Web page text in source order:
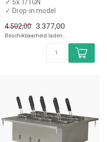
✓ 5x 1/1GN
✓ Drop-in model
✓ 0 tot +4 °C
4.502,00 3.377,00
Beschikbaarheid laden..